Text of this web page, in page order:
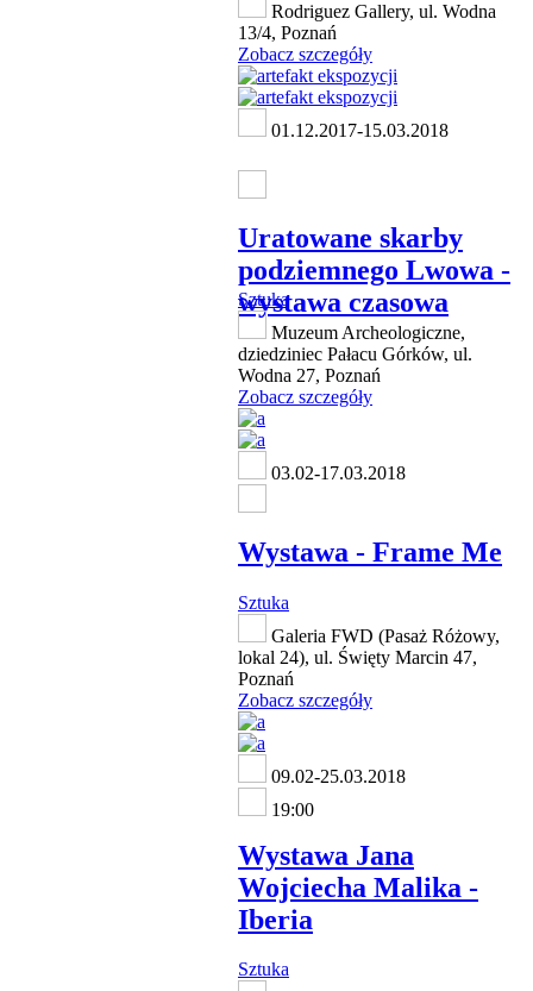
Rodriguez Gallery, ul. Wodna
13/4, Poznań
Zobacz szczegóły
01.12.2017-15.03.2018
Uratowane skarby
podziemnego Lwowa -
wystawa czasowa
Sztuka
Muzeum Archeologiczne,
dziedziniec Pałacu Górków, ul.
Wodna 27, Poznań
Zobacz szczegóły
03.02-17.03.2018
Wystawa - Frame Me
Sztuka
Galeria FWD (Pasaż Różowy,
lokal 24), ul. Święty Marcin 47,
Poznań
Zobacz szczegóły
09.02-25.03.2018
19:00
Wystawa Jana
Wojciecha Malika -
Iberia
Sztuka